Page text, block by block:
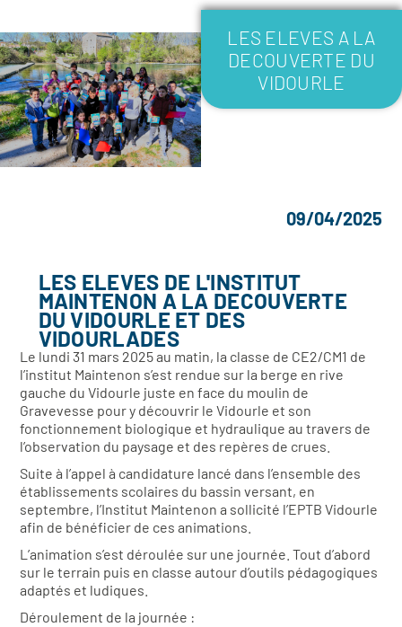
LES ELEVES A LA
DECOUVERTE DU
VIDOURLE
09/04/2025
LES ELEVES DE L'INSTITUT
MAINTENON A LA DECOUVERTE
DU VIDOURLE ET DES
VIDOURLADES
Le lundi 31 mars 2025 au matin, la classe de CE2/CM1 de
l’institut Maintenon s’est rendue sur la berge en rive
gauche du Vidourle juste en face du moulin de
Gravevesse pour y découvrir le Vidourle et son
fonctionnement biologique et hydraulique au travers de
l’observation du paysage et des repères de crues.
Suite à l’appel à candidature lancé dans l’ensemble des
établissements scolaires du bassin versant, en
septembre, l’Institut Maintenon a sollicité l’EPTB Vidourle
afin de bénéficier de ces animations.
L’animation s’est déroulée sur une journée. Tout d’abord
sur le terrain puis en classe autour d’outils pédagogiques
adaptés et ludiques.
Déroulement de la journée :